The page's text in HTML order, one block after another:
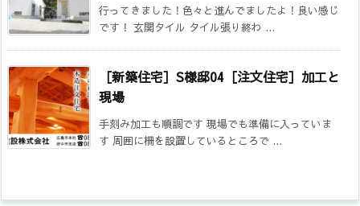
行ってきました！色々と進んでましたよ！良い感じ
です！ 玄関タイル タイル張り終わ ...
［新築住宅］S様邸04［注文住宅］加工と
現場
手刻み加工も順調です 現場でも準備に入っていま
す 周囲に柵を設置しているところで ...